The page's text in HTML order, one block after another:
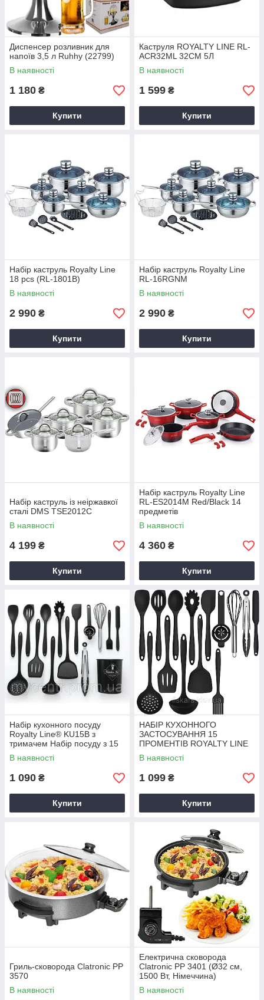
Диспенсер розливник для
напоїв 3,5 л Ruhhy (22799)
В наявності
1 180 ₴
Купити
Каструля ROYALTY LINE RL-
ACR32ML 32СМ 5Л
В наявності
1 599 ₴
Купити
Набір каструль Royalty Line
18 pcs (RL-1801B)
В наявності
2 990 ₴
Купити
Набір каструль Royalty Line
RL-16RGNM
В наявності
2 990 ₴
Купити
Набір каструль із неіржавкої
сталі DMS TSE2012C
В наявності
4 199 ₴
Купити
Набір каструль Royalty Line
RL-ES2014M Red/Black 14
предметів
В наявності
4 360 ₴
Купити
Набір кухонного посуду
Royalty Line® KU15B з
тримачем Набір посуду з 15
предметів Кухонний набір
можна
В наявності
1 090 ₴
Купити
НАБІР КУХОННОГО
ЗАСТОСУВАННЯ 15
ПРОМЕНТІВ ROYALTY LINE
(RL-KU15S-G)
В наявності
1 099 ₴
Купити
Гриль-сковорода Clatronic PP
3570
В наявності
Електрична сковорода
Clatronic PP 3401 (Ø32 см,
1500 Вт, Німеччина)
В наявності